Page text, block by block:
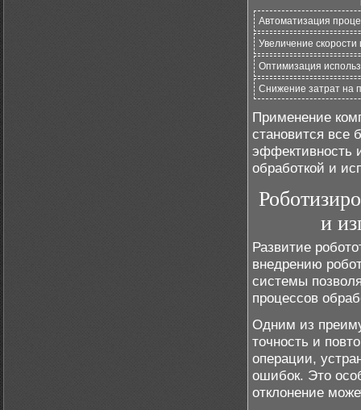
Автоматизация
Увеличение
Оптимизация
Снижение затрат на
Применение
становится все
эффективность
обработкой и
и
Развитие
внедрению
системы
процессов
Одним из
точность и
операции,
ошибок. Это
отклонение